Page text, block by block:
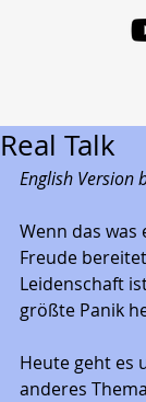
Real Talk
English Version
Wenn das
Freude
Leidenschaft
größte Panik
Heute geht es
anderes